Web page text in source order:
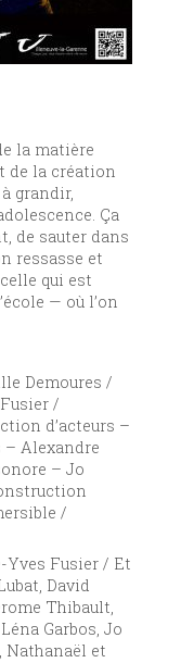
la matière
de la création
grandir,
Ça
de sauter dans
ressasse et
qui est
— où l’on
Demoures /
/
d’acteurs –
Alexandre
– Jo
/
Yves Fusier / Et
David
Thibault,
Garbos, Jo
Nathanaël et